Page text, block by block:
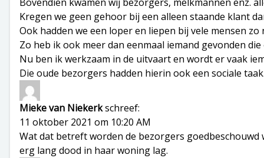
Bovendien kwamen wij bezorgers, melkmannen enz.
Kregen we geen gehoor bij een alleen staande klant
Ook hadden we een loper en liepen bij vele mensen zo
Zo heb ik ook meer dan eenmaal iemand gevonden die
Nu ben ik werkzaam in de uitvaart en wordt er vaak
Die oude bezorgers hadden hierin ook een sociale
Mieke van Niekerkschreef:
11 oktober 2021 om 10:20 AM
Wat dat betreft worden de bezorgers
erg lang dood in haar woning lag.